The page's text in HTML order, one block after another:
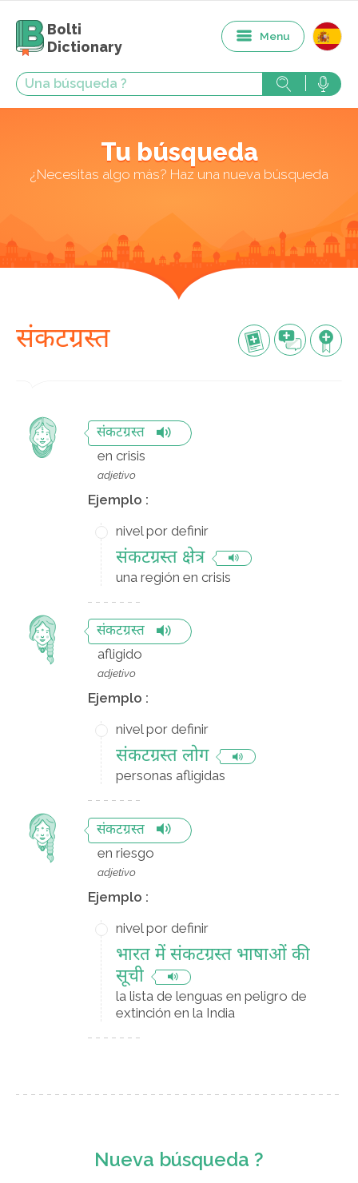
Bolti
Dictionary
Menu
Tu búsqueda
¿Necesitas algo más? Haz una nueva búsqueda
संकटग्रस्त
संकटग्रस्त
en crisis
adjetivo
Ejemplo :
nivel por definir
संकटग्रस्त क्षेत्र
una región en crisis
संकटग्रस्त
afligido
adjetivo
Ejemplo :
nivel por definir
संकटग्रस्त लोग
personas afligidas
संकटग्रस्त
en riesgo
adjetivo
Ejemplo :
nivel por definir
भारत में संकटग्रस्त भाषाओं की
सूची
la lista de lenguas en peligro de
extinción en la India
Nueva búsqueda ?